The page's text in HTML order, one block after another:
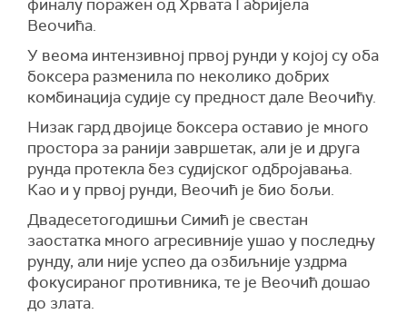
финалу поражен од Хрвата Габријела
Веочића.
У веома интензивној првој рунди у којој су оба
боксера разменила по неколико добрих
комбинација судије су предност дале Веочићу.
Низак гард двојице боксера оставио је много
простора за ранији завршетак, али је и друга
рунда протекла без судијског одбројавања.
Као и у првој рунди, Веочић је био бољи.
Двадесетогодишњи Симић је свестан
заостатка много агресивније ушао у последњу
рунду, али није успео да озбиљније уздрма
фокусираног противника, те је Веочић дошао
до злата.